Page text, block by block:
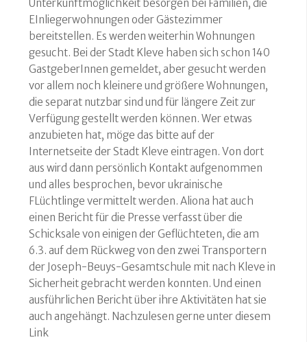
Unterkunftmöglichkeit besorgen bei Familien, die
EInliegerwohnungen oder Gästezimmer
bereitstellen. Es werden weiterhin Wohnungen
gesucht. Bei der Stadt Kleve haben sich schon 140
GastgeberInnen gemeldet, aber gesucht werden
vor allem noch kleinere und größere Wohnungen,
die separat nutzbar sind und für längere Zeit zur
Verfügung gestellt werden können. Wer etwas
anzubieten hat, möge das bitte auf der
Internetseite der Stadt Kleve eintragen. Von dort
aus wird dann persönlich Kontakt aufgenommen
und alles besprochen, bevor ukrainische
FLüchtlinge vermittelt werden. Aliona hat auch
einen Bericht für die Presse verfasst über die
Schicksale von einigen der Geflüchteten, die am
6.3. auf dem Rückweg von den zwei Transportern
der Joseph-Beuys-Gesamtschule mit nach Kleve in
Sicherheit gebracht werden konnten. Und einen
ausführlichen Bericht über ihre Aktivitäten hat sie
auch angehängt. Nachzulesen gerne unter diesem
Link